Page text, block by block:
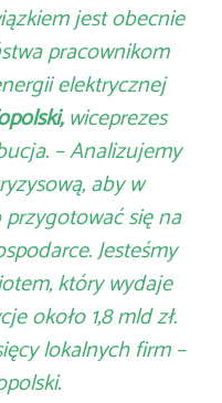
jest obecnie
pracownikom
elektrycznej
wiceprezes
– Analizujemy
aby w
się na
Jesteśmy
który wydaje
około 1,8 mld zł.
lokalnych firm –